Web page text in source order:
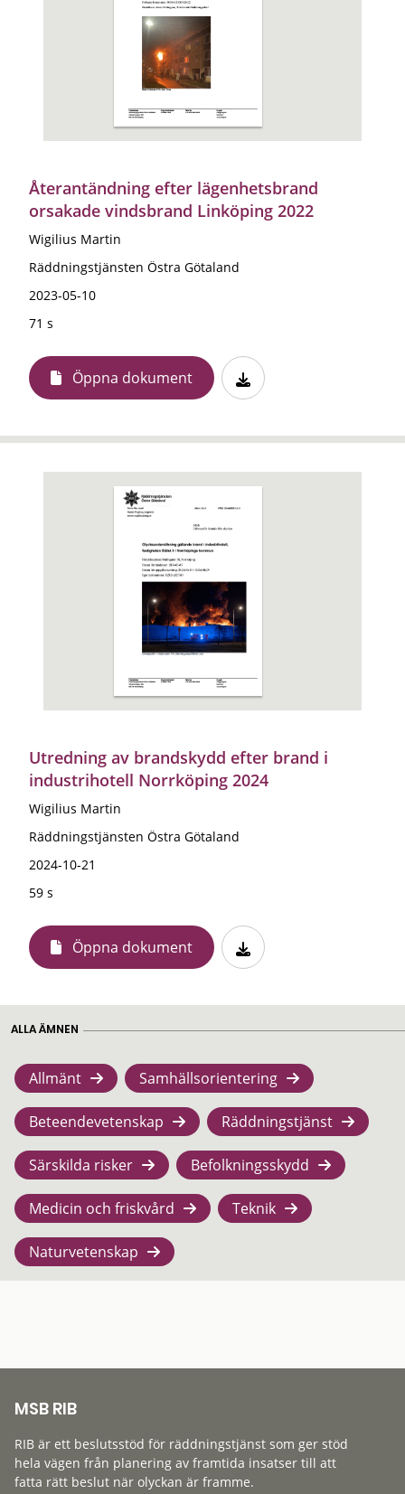
Återantändning efter lägenhetsbrand
orsakade vindsbrand Linköping 2022
Wigilius Martin
Räddningstjänsten Östra Götaland
2023-05-10
71 s
Öppna dokument
Utredning av brandskydd efter brand i
industrihotell Norrköping 2024
Wigilius Martin
Räddningstjänsten Östra Götaland
2024-10-21
59 s
Öppna dokument
ALLA ÄMNEN
Allmänt Samhällsorientering
Beteendevetenskap Räddningstjänst
Särskilda risker Befolkningsskydd
Medicin och friskvård Teknik
Naturvetenskap
MSB RIB
RIB är ett beslutsstöd för räddningstjänst som ger stöd
hela vägen från planering av framtida insatser till att
fatta rätt beslut när olyckan är framme.